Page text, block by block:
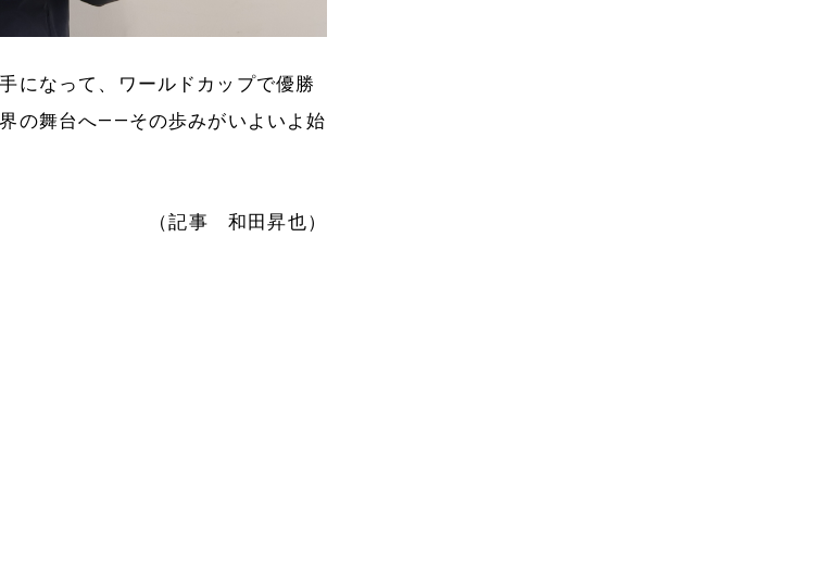
になって、ワールドカップで優勝
の舞台へ――その歩みがいよいよ始
（記事 和田昇也）